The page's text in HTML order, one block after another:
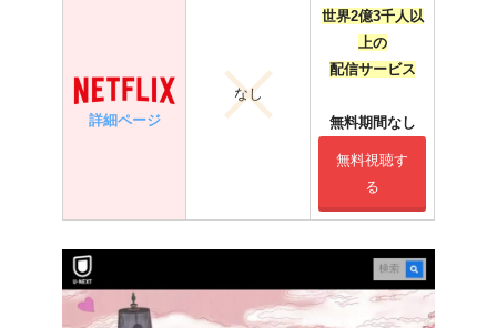
詳細ページ
なし
世界2億3千人以
上の
配信サービス
無料期間なし
無料視聴す
る